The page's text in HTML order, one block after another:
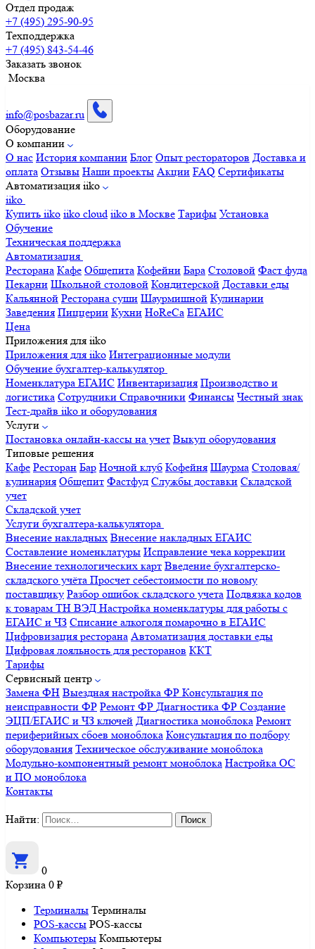
Отдел продаж
+7 (495) 295-90-95
Техподдержка
+7 (495) 843-54-46
Заказать звонок
Москва
info@posbazar.ru
Оборудование
О компании
О нас История компании Блог Опыт рестораторов Доставка и
оплата Отзывы Наши проекты Акции FAQ Сертификаты
Автоматизация iiko
iiko
Купить iiko iiko cloud iiko в Москве Тарифы Установка
Обучение
Техническая поддержка
Автоматизация
Ресторана Кафе Общепита Кофейни Бара Столовой Фаст фуда
Пекарни Школьной столовой Кондитерской Доставки еды
Кальянной Ресторана суши Шаурмишной Кулинарии
Заведения Пиццерии Кухни HoReCa ЕГАИС
Цена
Приложения для iiko
Приложения для iiko Интеграционные модули
Обучение бухгалтер-калькулятор
Номенклатура ЕГАИС Инвентаризация Производство и
логистика Сотрудники Справочники Финансы Честный знак
Тест-драйв iiko и оборудования
Услуги
Постановка онлайн-кассы на учет Выкуп оборудования
Типовые решения
Кафе Ресторан Бар Ночной клуб Кофейня Шаурма Столовая/
кулинария Общепит Фастфуд Службы доставки Складской
учет
Складской учет
Услуги бухгалтера-калькулятора
Внесение накладных Внесение накладных ЕГАИС
Составление номенклатуры Исправление чека коррекции
Внесение технологических карт Введение бухгалтерско-
складского учёта Просчет себестоимости по новому
поставщику Разбор ошибок складского учета Подвязка кодов
к товарам ТН ВЭД Настройка номенклатуры для работы с
ЕГАИС и ЧЗ Списание алкоголя помарочно в ЕГАИС
Цифровизация ресторана Автоматизация доставки еды
Цифровая лояльность для ресторанов ККТ
Тарифы
Сервисный центр
Замена ФН Выездная настройка ФР Консультация по
неисправности ФР Ремонт ФР Диагностика ФР Создание
ЭЦП/ЕГАИС и ЧЗ ключей Диагностика моноблока Ремонт
периферийных сбоев моноблока Консультация по подбору
оборудования Техническое обслуживание моноблока
Модульно-компонентный ремонт моноблока Настройка ОС
и ПО моноблока
Контакты
Найти:
0
Корзина 0 ₽
Терминалы Терминалы
POS-кассы POS-кассы
Компьютеры Компьютеры